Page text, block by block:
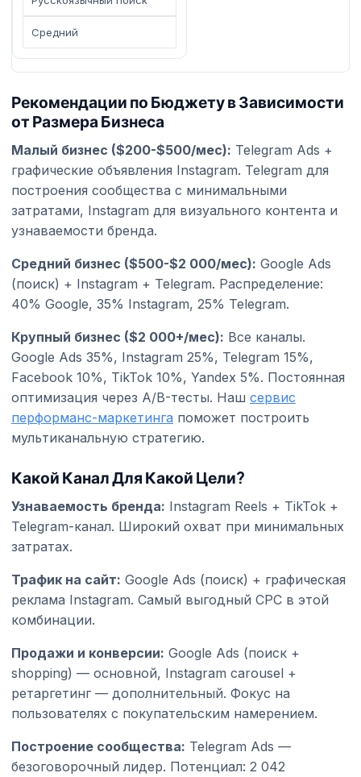
Средний
Рекомендации по Бюджету в Зависимости
от Размера Бизнеса
Малый бизнес ($200-$500/мес): Telegram Ads +
графические объявления Instagram. Telegram для
построения сообщества с минимальными
затратами, Instagram для визуального контента и
узнаваемости бренда.
Средний бизнес ($500-$2 000/мес): Google Ads
(поиск) + Instagram + Telegram. Распределение:
40% Google, 35% Instagram, 25% Telegram.
Крупный бизнес ($2 000+/мес): Все каналы.
Google Ads 35%, Instagram 25%, Telegram 15%,
Facebook 10%, TikTok 10%, Yandex 5%. Постоянная
оптимизация через A/B-тесты. Наш сервис
перформанс-маркетинга поможет построить
мультиканальную стратегию.
Какой Канал Для Какой Цели?
Узнаваемость бренда: Instagram Reels + TikTok +
Telegram-канал. Широкий охват при минимальных
затратах.
Трафик на сайт: Google Ads (поиск) + графическая
реклама Instagram. Самый выгодный CPC в этой
комбинации.
Продажи и конверсии: Google Ads (поиск +
shopping) — основной, Instagram carousel +
ретаргетинг — дополнительный. Фокус на
пользователях с покупательским намерением.
Построение сообщества: Telegram Ads —
безоговорочный лидер. Потенциал: 2 042